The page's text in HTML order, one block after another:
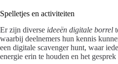
Spelletjes en activiteiten
Er zijn diverse ideeën digitale borrel
waarbij deelnemers hun kennis
een digitale scavenger hunt, waar
energie erin te houden en het